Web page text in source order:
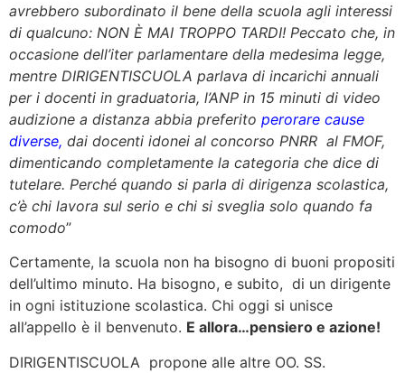
avrebbero subordinato il bene della scuola agli interessi
di qualcuno: NON È MAI TROPPO TARDI! Peccato che, in
occasione dell’iter parlamentare della medesima legge,
mentre DIRIGENTISCUOLA parlava di incarichi annuali
per i docenti in graduatoria, l’ANP in 15 minuti di video
audizione a distanza abbia preferito perorare cause
diverse, dai docenti idonei al concorso PNRR al FMOF,
dimenticando completamente la categoria che dice di
tutelare. Perché quando si parla di dirigenza scolastica,
c’è chi lavora sul serio e chi si sveglia solo quando fa
comodo”
Certamente, la scuola non ha bisogno di buoni propositi
dell’ultimo minuto. Ha bisogno, e subito, di un dirigente
in ogni istituzione scolastica. Chi oggi si unisce
all’appello è il benvenuto. E allora…pensiero e azione!
DIRIGENTISCUOLA propone alle altre OO. SS.